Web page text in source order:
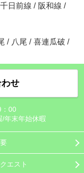
日前線 / 阪和線 /
/ 八尾 / 喜連瓜破 /
せ
00
/年末年始休暇
エスト